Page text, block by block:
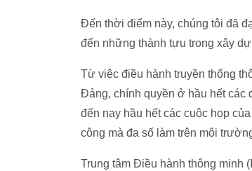
Đến thời điểm này, chúng tôi đã
đến những thành tựu trong xây
Từ việc điều hành truyền thống
Đảng, chính quyền ở hầu hết các
đến nay hầu hết các cuộc họp
công mà đa số làm trên môi
Trung tâm Điều hành thông minh